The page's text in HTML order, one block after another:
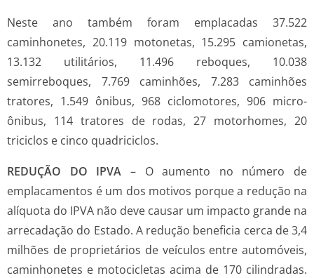
Neste ano também foram emplacadas 37.522
caminhonetes, 20.119 motonetas, 15.295 camionetas,
13.132 utilitários, 11.496 reboques, 10.038
semirreboques, 7.769 caminhões, 7.283 caminhões
tratores, 1.549 ônibus, 968 ciclomotores, 906 micro-
ônibus, 114 tratores de rodas, 27 motorhomes, 20
triciclos e cinco quadriciclos.
REDUÇÃO DO IPVA – O aumento no número de
emplacamentos é um dos motivos porque a redução na
alíquota do IPVA não deve causar um impacto grande na
arrecadação do Estado. A redução beneficia cerca de 3,4
milhões de proprietários de veículos entre automóveis,
caminhonetes e motocicletas acima de 170 cilindradas.